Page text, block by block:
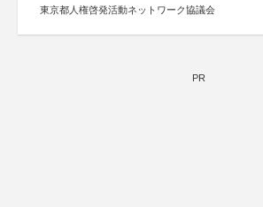
東京都人権啓発活動ネットワーク協議会
PR